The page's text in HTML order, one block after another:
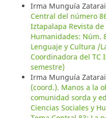
Irma Munguía
Central del número
Iztapalapa Revista de
Humanidades: Núm.
Lenguaje y Cultura /
Coordinadora del
semestre)
Irma Munguía
(coord.). Manos a la
comunidad sorda y
Ciencias Sociales y